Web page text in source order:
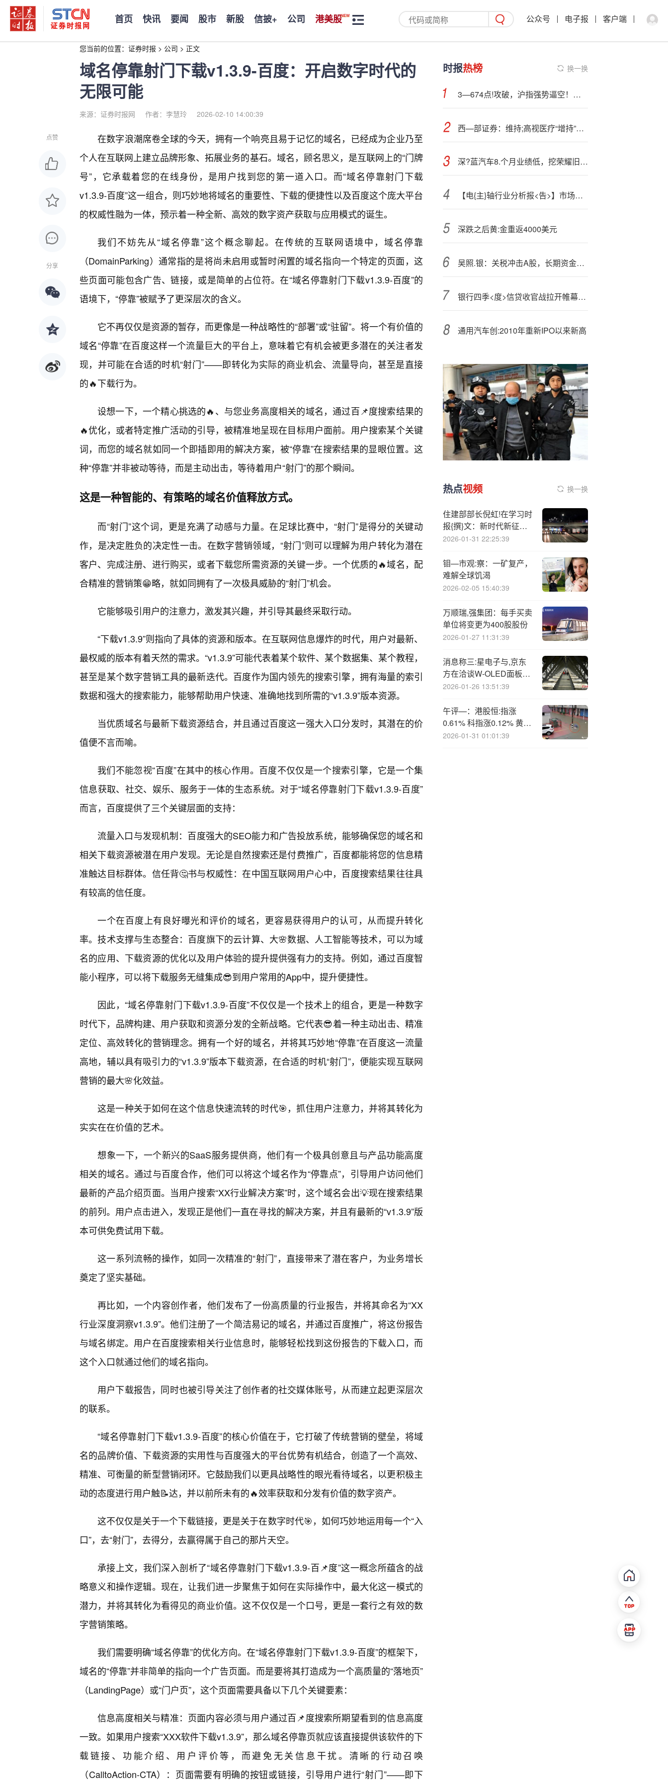
首页 快讯 要闻 股市 新股 信披+ 公司 港美股 公众号 电子报 客户端
您当前的位置： 证券时报 > 公司 > 正文
域名停靠射门下载v1.3.9-百度：开启数字时代的
无限可能
来源：证券时报网 作者：李慧玲 2026-02-10 14:00:39
点赞
分享
在数字浪潮席卷全球的今天，拥有一个响亮且易于记忆的域名，已经成为企业乃至
个人在互联网上建立品牌形象、拓展业务的基石。域名，顾名思义，是互联网上的“门牌
号”，它承载着您的在线身份，是用户找到您的第一道入口。而“域名停靠射门下载
v1.3.9-百度”这一组合，则巧妙地将域名的重要性、下载的便捷性以及百度这个庞大平台
的权威性融为一体，预示着一种全新、高效的数字资产获取与应用模式的诞生。
我们不妨先从“域名停靠”这个概念聊起。在传统的互联网语境中，域名停靠
（DomainParking）通常指的是将尚未启用或暂时闲置的域名指向一个特定的页面，这
些页面可能包含广告、链接，或是简单的占位符。在“域名停靠射门下载v1.3.9-百度”的
语境下，“停靠”被赋予了更深层次的含义。
它不再仅仅是资源的暂存，而更像是一种战略性的“部署”或“驻留”。将一个有价值的
域名“停靠”在百度这样一个流量巨大的平台上，意味着它有机会被更多潜在的关注者发
现，并可能在合适的时机“射门”——即转化为实际的商业机会、流量导向，甚至是直接
的🔥下载行为。
设想一下，一个精心挑选的🔥、与您业务高度相关的域名，通过百📌度搜索结果的
🔥优化，或者特定推广活动的引导，被精准地呈现在目标用户面前。用户搜索某个关键
词，而您的域名就如同一个即插即用的解决方案，被“停靠”在搜索结果的显眼位置。这
种“停靠”并非被动等待，而是主动出击，等待着用户“射门”的那个瞬间。
这是一种智能的、有策略的域名价值释放方式。
而“射门”这个词，更是充满了动感与力量。在足球比赛中，“射门”是得分的关键动
作，是决定胜负的决定性一击。在数字营销领域，“射门”则可以理解为用户转化为潜在
客户、完成注册、进行购买，或者下载您所需资源的关键一步。一个优质的🔥域名，配
合精准的营销策😁略，就如同拥有了一次极具威胁的“射门”机会。
它能够吸引用户的注意力，激发其兴趣，并引导其最终采取行动。
“下载v1.3.9”则指向了具体的资源和版本。在互联网信息爆炸的时代，用户对最新、
最权威的版本有着天然的需求。“v1.3.9”可能代表着某个软件、某个数据集、某个教程，
甚至是某个数字营销工具的最新迭代。百度作为国内领先的搜索引擎，拥有海量的索引
数据和强大的搜索能力，能够帮助用户快速、准确地找到所需的“v1.3.9”版本资源。
当优质域名与最新下载资源结合，并且通过百度这一强大入口分发时，其潜在的价
值便不言而喻。
我们不能忽视“百度”在其中的核心作用。百度不仅仅是一个搜索引擎，它是一个集
信息获取、社交、娱乐、服务于一体的生态系统。对于“域名停靠射门下载v1.3.9-百度”
而言，百度提供了三个关键层面的支持：
流量入口与发现机制：百度强大的SEO能力和广告投放系统，能够确保您的域名和
相关下载资源被潜在用户发现。无论是自然搜索还是付费推广，百度都能将您的信息精
准触达目标群体。信任背🤔书与权威性：在中国互联网用户心中，百度搜索结果往往具
有较高的信任度。
一个在百度上有良好曝光和评价的域名，更容易获得用户的认可，从而提升转化
率。技术支撑与生态整合：百度旗下的云计算、大🌸数据、人工智能等技术，可以为域
名的应用、下载资源的优化以及用户体验的提升提供强有力的支持。例如，通过百度智
能小程序，可以将下载服务无缝集成😎到用户常用的App中，提升便捷性。
因此，“域名停靠射门下载v1.3.9-百度”不仅仅是一个技术上的组合，更是一种数字
时代下，品牌构建、用户获取和资源分发的全新战略。它代表😎着一种主动出击、精准
定位、高效转化的营销理念。拥有一个好的域名，并将其巧妙地“停靠”在百度这一流量
高地，辅以具有吸引力的“v1.3.9”版本下载资源，在合适的时机“射门”，便能实现互联网
营销的最大🌸化效益。
这是一种关于如何在这个信息快速流转的时代🎯，抓住用户注意力，并将其转化为
实实在在价值的艺术。
想象一下，一个新兴的SaaS服务提供商，他们有一个极具创意且与产品功能高度
相关的域名。通过与百度合作，他们可以将这个域名作为“停靠点”，引导用户访问他们
最新的产品介绍页面。当用户搜索“XX行业解决方案”时，这个域名会出💡现在搜索结果
的前列。用户点击进入，发现正是他们一直在寻找的解决方案，并且有最新的“v1.3.9”版
本可供免费试用下载。
这一系列流畅的操作，如同一次精准的“射门”，直接带来了潜在客户，为业务增长
奠定了坚实基础。
再比如，一个内容创作者，他们发布了一份高质量的行业报告，并将其命名为“XX
行业深度洞察v1.3.9”。他们注册了一个简洁易记的域名，并通过百度推广，将这份报告
与域名绑定。用户在百度搜索相关行业信息时，能够轻松找到这份报告的下载入口，而
这个入口就通过他们的域名指向。
用户下载报告，同时也被引导关注了创作者的社交媒体账号，从而建立起更深层次
的联系。
“域名停靠射门下载v1.3.9-百度”的核心价值在于，它打破了传统营销的壁垒，将域
名的品牌价值、下载资源的实用性与百度强大的平台优势有机结合，创造了一个高效、
精准、可衡量的新型营销闭环。它鼓励我们以更具战略性的眼光看待域名，以更积极主
动的态度进行用户触📝达，并以前所未有的🔥效率获取和分发有价值的数字资产。
这不仅仅是关于一个下载链接，更是关于在数字时代🎯，如何巧妙地运用每一个“入
口”，去“射门”，去得分，去赢得属于自己的那片天空。
承接上文，我们深入剖析了“域名停靠射门下载v1.3.9-百📌度”这一概念所蕴含的战
略意义和操作逻辑。现在，让我们进一步聚焦于如何在实际操作中，最大化这一模式的
潜力，并将其转化为看得见的商业价值。这不仅仅是一个口号，更是一套行之有效的数
字营销策略。
我们需要明确“域名停靠”的优化方向。在“域名停靠射门下载v1.3.9-百度”的框架下，
域名的“停靠”并非简单的指向一个广告页面。而是要将其打造成为一个高质量的“落地页”
（LandingPage）或“门户页”，这个页面需要具备以下几个关键要素：
信息高度相关与精准：页面内容必须与用户通过百📌度搜索所期望看到的信息高度
一致。如果用户搜索“XXX软件下载v1.3.9”，那么域名停靠页就应该直接提供该软件的下
载链接、功能介绍、用户评价等，而避免无关信息干扰。清晰的行动召唤
（CalltoAction-CTA）：页面需要有明确的按钮或链接，引导用户进行“射门”——即下
时报热榜 换一换
3—674点!攻破，沪指强势逼空！国盛金控两连板，“牛市旗手”券商ETF（512000）涨逾1%，近5日吸金超6亿元
西—部证券：维持;高视医疗“增持”评级 25H1自有产品收入提升
深?蓝汽车8.个月业绩低，挖荣耀旧将救火
【电{主}轴行业分析报<告>】市场规模、供需态势及发展前景预测（2025版）
深跌之后黄:金重返4000美元
吴照.银：关税冲击A股，长期资金迎配置窗口期
银行四季<度>信贷收官战拉开帷幕：大行“吃饱”股份行“抢跑”，地方银行仍在全力冲刺保业绩
通用汽车创:2010年重新IPO以来新高
热点视频 换一换
住建部部长倪虹!在学习时
报{撰}文：新时代新征程
城市工作要识变应变求变
2026-01-31 22:25:39
钼—市观:察：一矿复产，
难解全球饥渴
2026-02-05 15:40:39
万顺瑞,强集团：每手买卖
单位将变更为400股股份
2026-01-27 11:31:39
消息称三:星电子与,京东
方在洽谈W-OLED面板供
应事宜 用于显示器
2026-01-26 13:51:39
午评—：港股恒:指涨
0.61% 科指涨0.12% 黄金
股活跃 新消费概念走高
2026-01-31 01:01:39